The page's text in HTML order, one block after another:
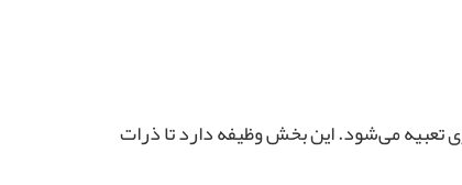
تعبیه می‌شود. این بخش وظیفه دارد تا ذرات